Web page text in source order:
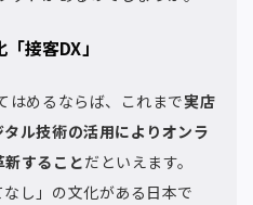
接客DX」
はめるならば、これまで実店
ル技術の活用によりオンラ
することだといえます。
し」の文化がある日本で